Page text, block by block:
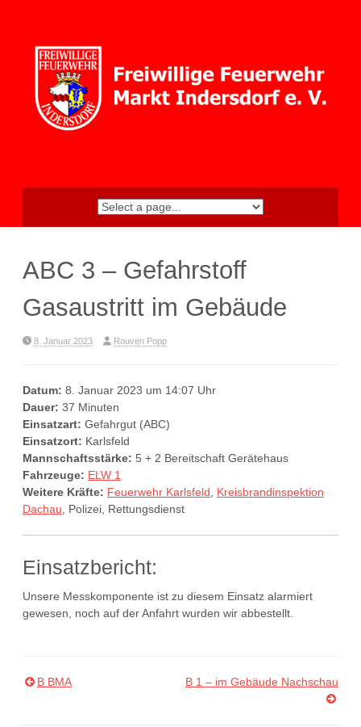
ABC 3 – Gefahrstoff
Gasaustritt im Gebäude
8. Januar 2023 Rouven Popp
Datum: 8. Januar 2023 um 14:07 Uhr
Dauer: 37 Minuten
Einsatzart: Gefahrgut (ABC)
Einsatzort: Karlsfeld
Mannschaftsstärke: 5 + 2 Bereitschaft Gerätehaus
Fahrzeuge: ELW 1
Weitere Kräfte: Feuerwehr Karlsfeld
Kreisbrandinspektion
Dachau , Polizei, Rettungsdienst
Einsatzbericht:
Unsere Messkomponente ist zu diesem Einsatz alarmiert
gewesen, noch auf der Anfahrt wurden wir abbestellt.
Beitragsnavigation
B BMA B 1 – im Gebäude Nachschau